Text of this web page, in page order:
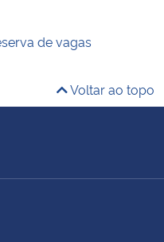
de vagas
Voltar ao topo